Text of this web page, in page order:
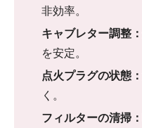
非効率。
キャブレター調整：
を安定。
点火プラグの状態：
く。
フィルターの清掃：